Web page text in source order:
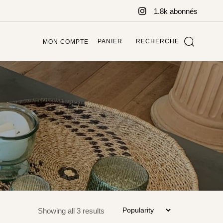
1.8k abonnés
MON COMPTE PANIER RECHERCHE
Showing all 3 results